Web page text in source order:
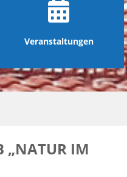
Veranstaltungen
„NATUR IM